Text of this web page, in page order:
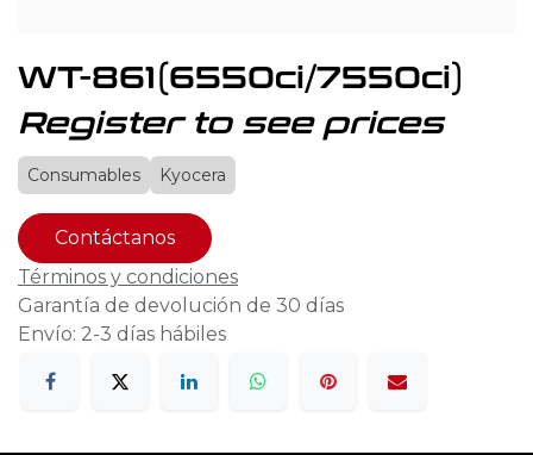
WT-861(6550ci/7550ci)
Register to see prices
Consumables Kyocera
Contáctanos
Términos y condiciones
Garantía de devolución de 30 días
Envío: 2-3 días hábiles